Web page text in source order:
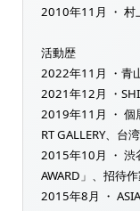
2010年11月 ・ 村
活動歴
2022年11月 ・青
2021年12月 ・
2019年11月 ・ 個
RT GALLERY、台
2015年10月 ・ 渋
AWARD」、招待
2015年8月 ・